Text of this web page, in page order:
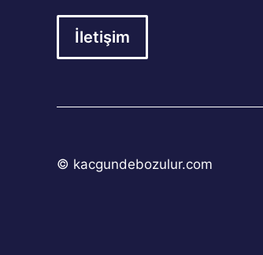
İletişim
© kacgundebozulur.com